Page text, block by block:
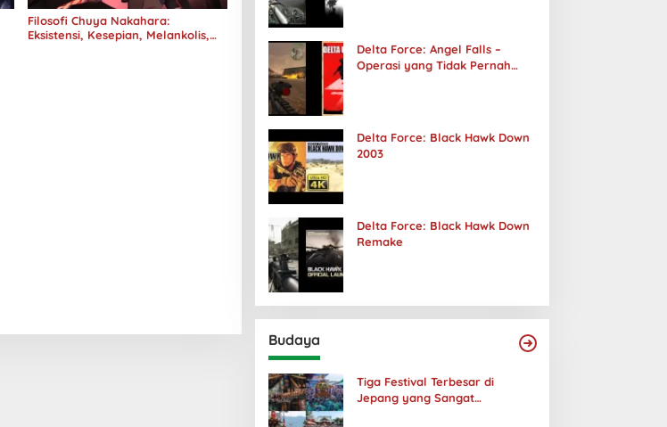
Filosofi Chuya Nakahara:
Eksistensi, Kesepian, Melankolis,
Delta Force: Angel Falls –
Operasi yang Tidak Pernah
Delta Force: Black Hawk Down
2003
Delta Force: Black Hawk Down
Remake
Budaya
Tiga Festival Terbesar di
Jepang yang Sangat